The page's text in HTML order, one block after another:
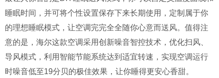
睡眠时间，并可将个性设置保存下来长期使用，定制属于你
的理想睡眠模式，让空调完完全全随你心意而送风。值得注
意的是，海尔这款空调采用创新噪音智控技术，优化扫风、
导风模式，利用智能节能系统达到适宜转速，实现空调运行
时噪音低至19分贝的极佳效果，让你睡得更安心香甜。